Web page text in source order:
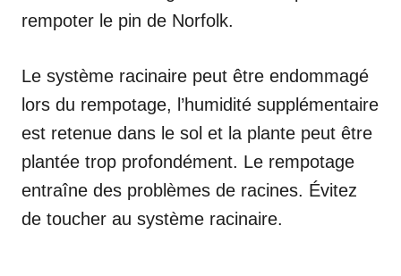
rempoter le pin de Norfolk.
Le système racinaire peut être endommagé
lors du rempotage, l’humidité supplémentaire
est retenue dans le sol et la plante peut être
plantée trop profondément. Le rempotage
entraîne des problèmes de racines. Évitez
de toucher au système racinaire.